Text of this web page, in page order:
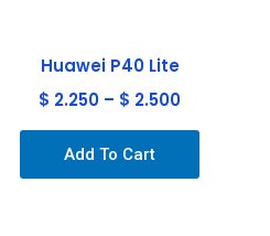
Huawei P40 Lite
$ 2.250 – $ 2.500
Add To Cart
producto